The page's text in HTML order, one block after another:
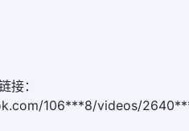
接：
106***8/videos/